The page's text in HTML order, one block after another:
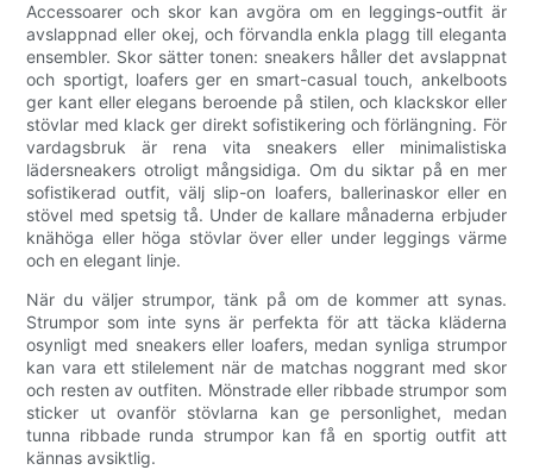
Accessoarer och skor kan avgöra om en leggings-outfit är
avslappnad eller okej, och förvandla enkla plagg till eleganta
ensembler. Skor sätter tonen: sneakers håller det avslappnat
och sportigt, loafers ger en smart-casual touch, ankelboots
ger kant eller elegans beroende på stilen, och klackskor eller
stövlar med klack ger direkt sofistikering och förlängning. För
vardagsbruk är rena vita sneakers eller minimalistiska
lädersneakers otroligt mångsidiga. Om du siktar på en mer
sofistikerad outfit, välj slip-on loafers, ballerinaskor eller en
stövel med spetsig tå. Under de kallare månaderna erbjuder
knähöga eller höga stövlar över eller under leggings värme
och en elegant linje.
När du väljer strumpor, tänk på om de kommer att synas.
Strumpor som inte syns är perfekta för att täcka kläderna
osynligt med sneakers eller loafers, medan synliga strumpor
kan vara ett stilelement när de matchas noggrant med skor
och resten av outfiten. Mönstrade eller ribbade strumpor som
sticker ut ovanför stövlarna kan ge personlighet, medan
tunna ribbade runda strumpor kan få en sportig outfit att
kännas avsiktlig.